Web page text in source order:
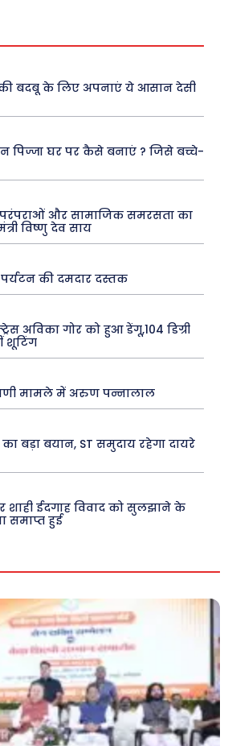
मधुर वचन
अन्य
धर्म व अध्यात्म
Real Estate
Finance
महिला जगत
X
बदबू के लिए अपनाएं ये आसान देसी
पिज्जा घर पर कैसे बनाएं ? जिसे बच्चे-
और सामाजिक समरसता का
विष्णु देव साय
की दमदार दस्तक
अविका गोर को हुआ डेंगू,104 डिग्री
शूटिंग
मामले में अरुण पन्नालाल
का बड़ा बयान, ST समुदाय रहेगा दायरे
शाही ईदगाह विवाद को सुलझाने के
समाप्त हुई